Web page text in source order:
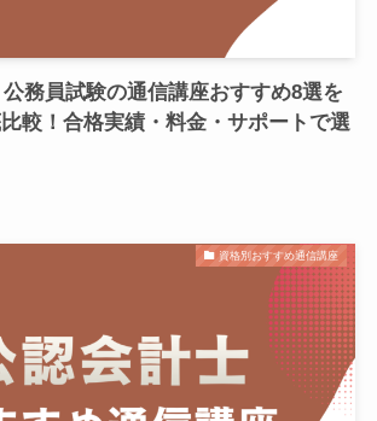
公務員試験の通信講座おすすめ8選を
較！合格実績・料金・サポートで選
資格別おすすめ通信講座